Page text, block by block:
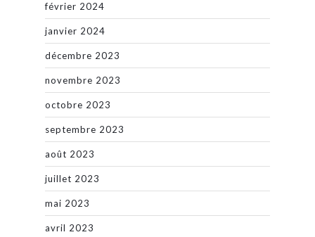
février 2024
janvier 2024
décembre 2023
novembre 2023
octobre 2023
septembre 2023
août 2023
juillet 2023
mai 2023
avril 2023